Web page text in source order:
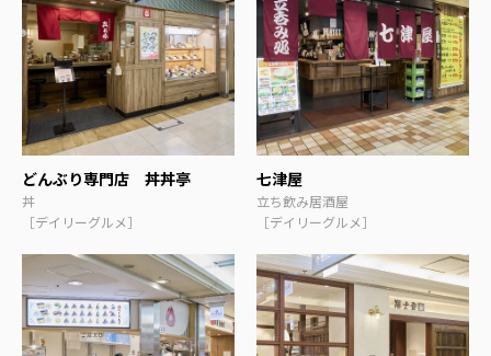
どんぶり専門店 丼丼亭
丼
［デイリーグルメ］
七津屋
立ち飲み居酒屋
［デイリーグルメ］